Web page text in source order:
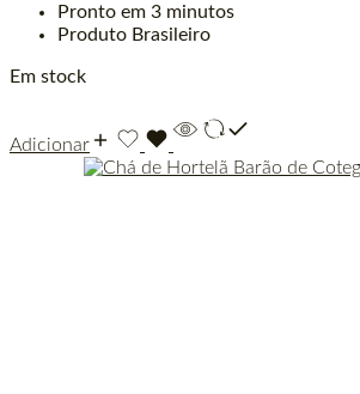
Pronto em 3 minutos
Produto Brasileiro
Em stock
Adicionar